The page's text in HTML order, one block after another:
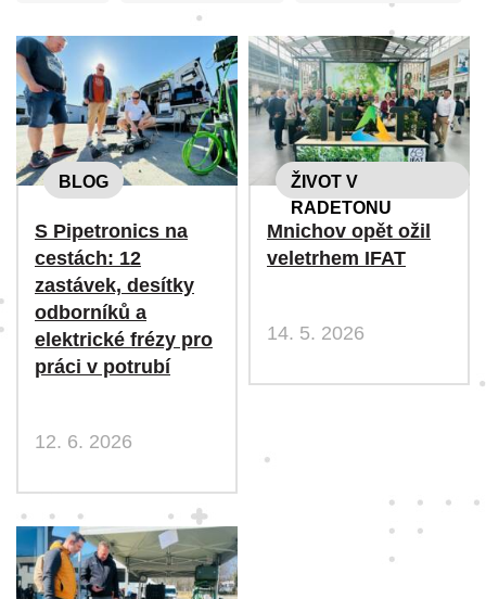
BLOG
S Pipetronics na
cestách: 12
zastávek, desítky
odborníků a
elektrické frézy pro
práci v potrubí
12. 6. 2026
ŽIVOT V
RADETONU
Mnichov opět ožil
veletrhem IFAT
14. 5. 2026